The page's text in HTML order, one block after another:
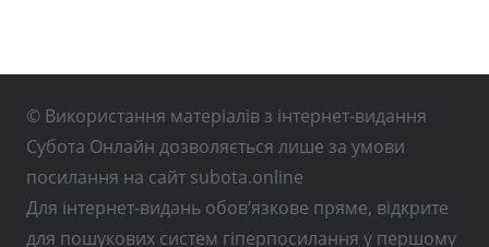
© Використання матеріалів з інтернет-видання
Субота Онлайн дозволяється лише за умови
посилання на сайт subota.online
Для інтернет-видань обов’язкове пряме, відкрите
для пошукових систем гіперпосилання у першому